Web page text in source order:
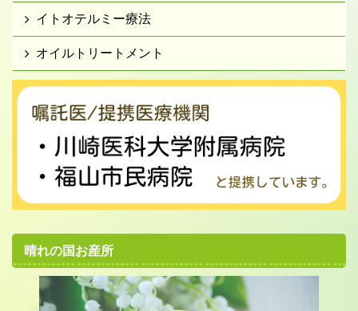
イトオテルミー療法
オイルトリートメント
晴れの国お産所